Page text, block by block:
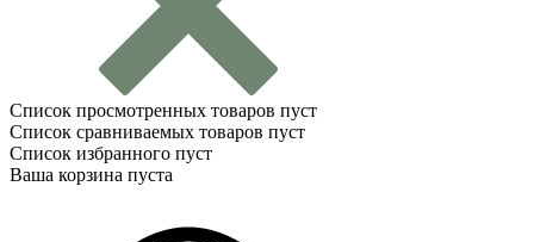
Список просмотренных товаров пуст
Список сравниваемых товаров пуст
Список избранного пуст
Ваша корзина пуста